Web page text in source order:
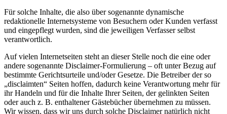
Für solche Inhalte, die also über sogenannte dynamische
redaktionelle Internetsysteme von Besuchern oder Kunden verfasst
und eingepflegt wurden, sind die jeweiligen Verfasser selbst
verantwortlich.
Auf vielen Internetseiten steht an dieser Stelle noch die eine oder
andere sogenannte Disclaimer-Formulierung – oft unter Bezug auf
bestimmte Gerichtsurteile und/oder Gesetze. Die Betreiber der so
„disclaimten“ Seiten hoffen, dadurch keine Verantwortung mehr für
ihr Handeln und für die Inhalte Ihrer Seiten, der gelinkten Seiten
oder auch z. B. enthaltener Gästebücher übernehmen zu müssen.
Wir wissen, dass wir uns durch solche Disclaimer natürlich nicht